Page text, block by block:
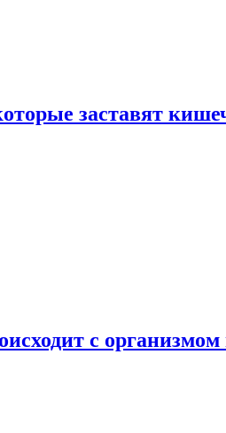
заставят
с